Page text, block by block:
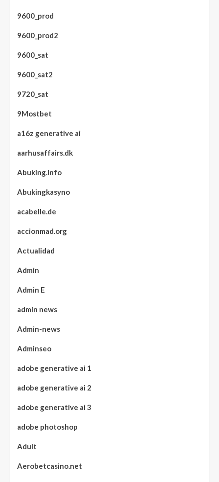
9600_prod
9600_prod2
9600_sat
9600_sat2
9720_sat
9Mostbet
a16z generative ai
aarhusaffairs.dk
Abuking.info
Abukingkasyno
acabelle.de
accionmad.org
Actualidad
Admin
Admin E
admin news
Admin-news
Adminseo
adobe generative ai 1
adobe generative ai 2
adobe generative ai 3
adobe photoshop
Adult
Aerobetcasino.net